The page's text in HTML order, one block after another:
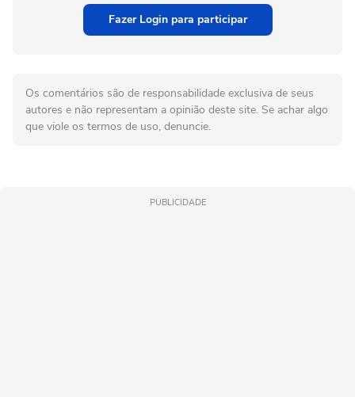
Fazer Login para participar
Os comentários são de responsabilidade exclusiva de seus
autores e não representam a opinião deste site. Se achar algo
que viole os termos de uso, denuncie.
PUBLICIDADE